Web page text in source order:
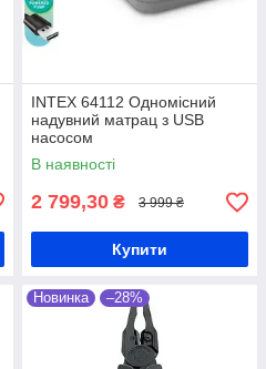
INTEX 64112 Одномісний
надувний матрац з USB
насосом
В наявності
2 799,30 ₴ 3 999 ₴
Купити
Новинка –28%